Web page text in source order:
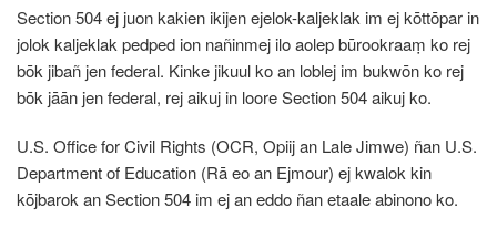
Section 504 ej juon kakien ikijen ejelok-kaljeklak im ej kōttōpar in
jolok kaljeklak pedped ion nañinmej ilo aolep būrookraaṃ ko rej
bōk jibañ jen federal. Kinke jikuul ko an loblej im bukwōn ko rej
bōk jāān jen federal, rej aikuj in loore Section 504 aikuj ko.
U.S. Office for Civil Rights (OCR, Opiij an Lale Jimwe) ñan U.S.
Department of Education (Rā eo an Ejmour) ej kwalok kin
kōjbarok an Section 504 im ej an eddo ñan etaale abinono ko.